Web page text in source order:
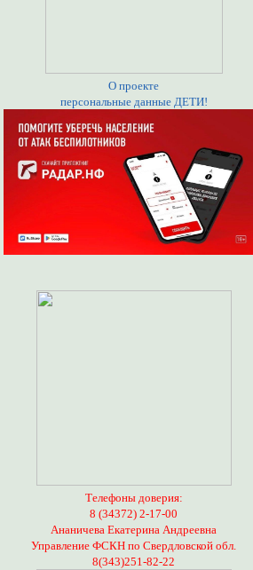
О проекте
персональные данные ДЕТИ!
Телефоны доверия:
8 (34372) 2-17-00
Ананичева Екатерина Андреевна
Управление ФСКН по Свердловской обл.
8(343)251-82-22